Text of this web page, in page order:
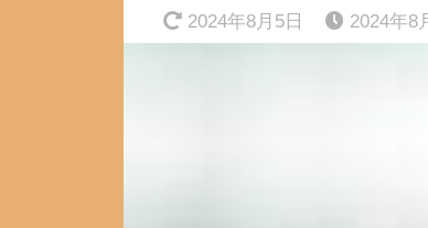
2024年8月5日 2024年8